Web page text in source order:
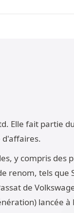
Elle fait partie
d'affaires.
y compris des
renom, tels que
de
lancée